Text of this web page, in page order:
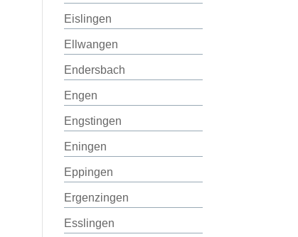
Eislingen
Ellwangen
Endersbach
Engen
Engstingen
Eningen
Eppingen
Ergenzingen
Esslingen